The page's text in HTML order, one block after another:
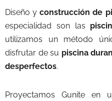
Diseño yconstrucción de
especialidad son las
utilizamos un método
disfrutar de su piscina
desperfectos.
Proyectamos Gunite en